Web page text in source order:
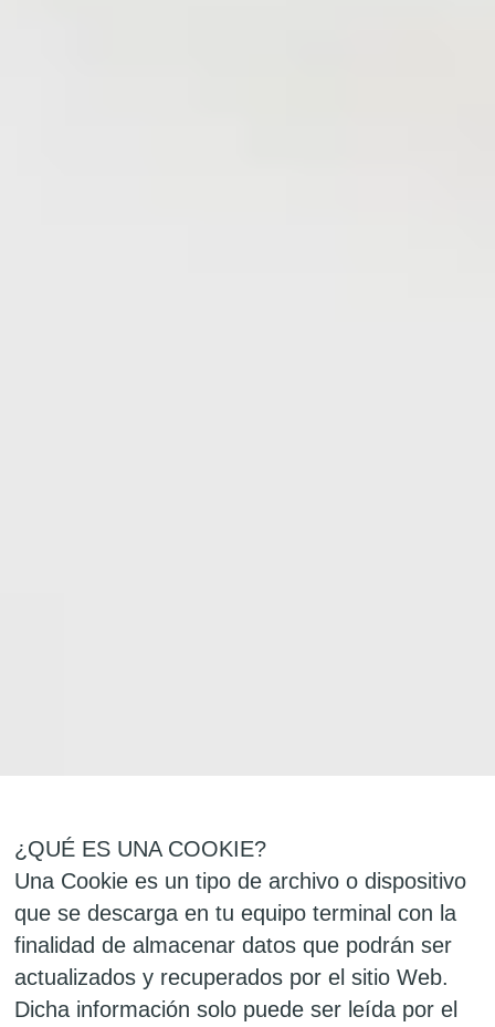
¿QUÉ ES UNA COOKIE?
Una Cookie es un tipo de archivo o dispositivo
que se descarga en tu equipo terminal con la
finalidad de almacenar datos que podrán ser
actualizados y recuperados por el sitio Web.
Dicha información solo puede ser leída por el